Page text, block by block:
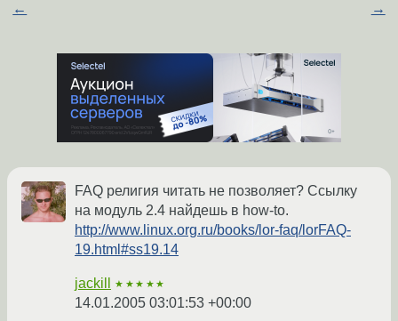
← →
FAQ религия читать не позволяет? Ссылку
на модуль 2.4 найдешь в how-to.
http://www.linux.org.ru/books/lor-faq/lorFAQ-
19.html#ss19.14
jackill ★★★★★
14.01.2005 03:01:53 +00:00